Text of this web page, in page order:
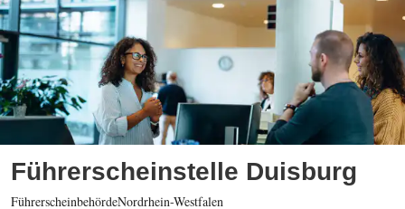
Führerscheinstelle Duisburg
FührerscheinbehördeNordrhein-Westfalen